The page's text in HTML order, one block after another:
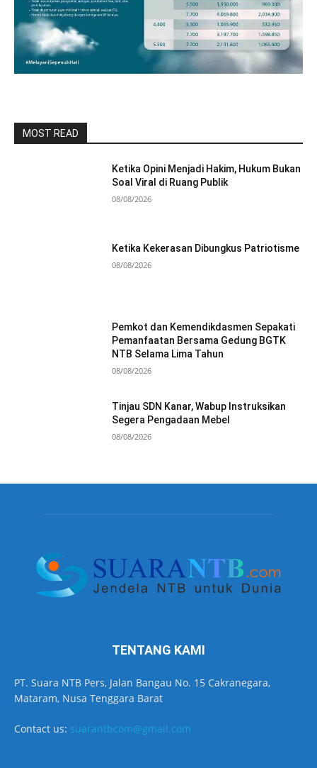
MOST READ
Ketika Opini Menjadi Hakim, Hukum Bukan
Soal Viral di Ruang Publik
08/08/2026
Ketika Kekerasan Dibungkus Patriotisme
08/08/2026
Pemkot dan Kemendikdasmen Sepakati
Pemanfaatan Bersama Gedung BGTK
NTB Selama Lima Tahun
08/08/2026
Tinjau SDN Kanar, Wabup Instruksikan
Segera Pengadaan Mebel
08/08/2026
TENTANG KAMI
PT. Suara NTB Pers, Jalan Bangau No. 15 Cakranegara,
Mataram, Nusa Tenggara Barat
Contact us: suarantbcom@gmail.com